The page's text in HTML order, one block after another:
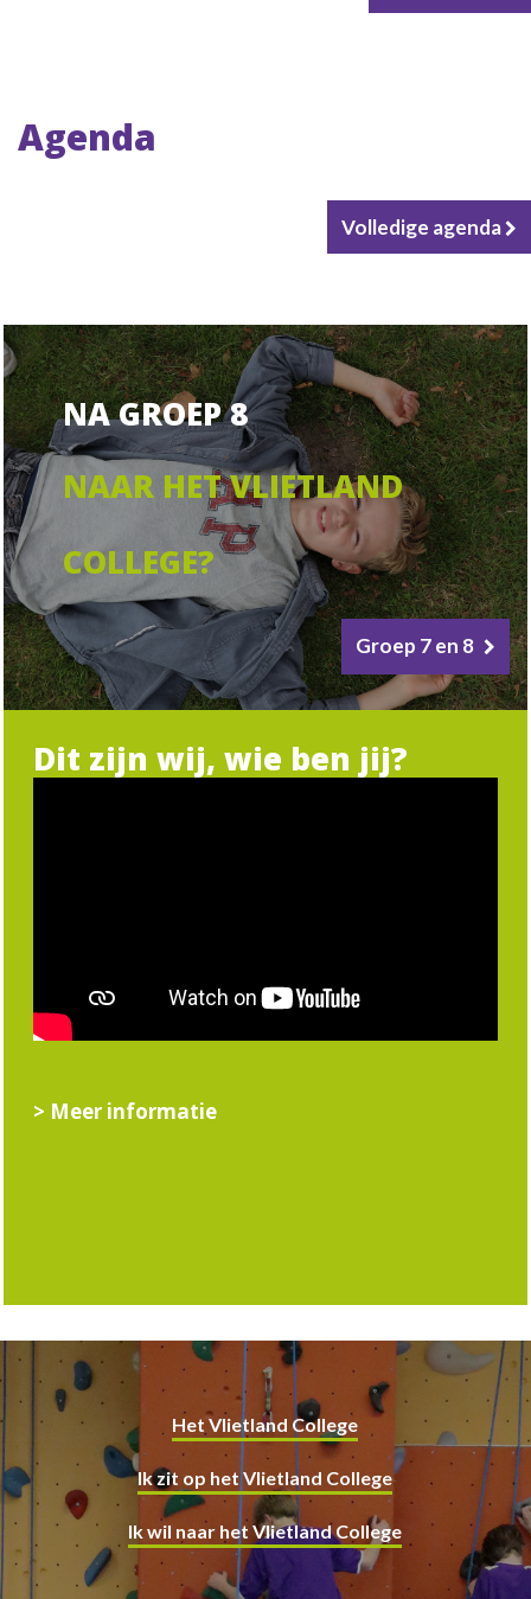
Agenda
Volledige agenda
NA GROEP 8
NAAR HET VLIETLAND
COLLEGE?
Groep 7 en 8
Dit zijn wij, wie ben jij?
> Meer informatie
Het Vlietland College
Ik zit op het Vlietland College
Ik wil naar het Vlietland College